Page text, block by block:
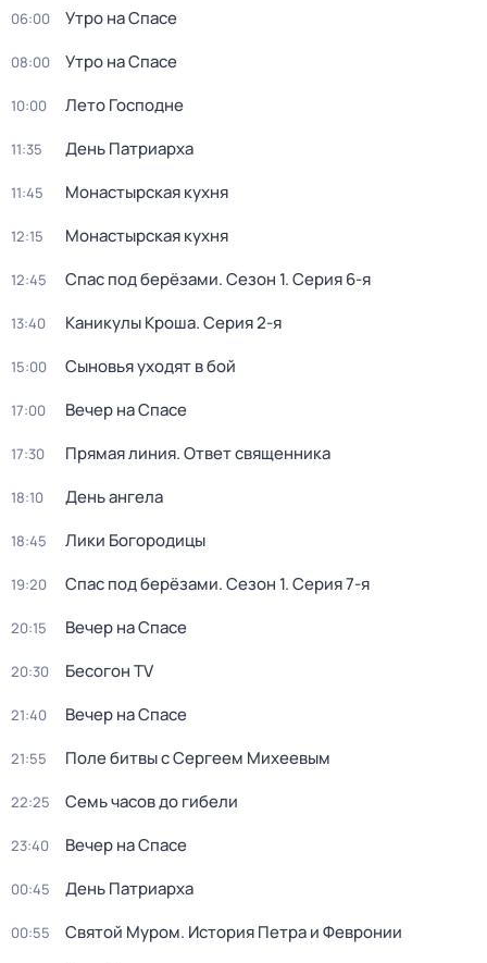
06:00 Утро на Спасе
08:00 Утро на Спасе
10:00 Лето Господне
11:35 День Патриарха
11:45 Монастырская кухня
12:15 Монастырская кухня
12:45 Спас под берёзами. Сезон 1. Серия 6-я
13:40 Каникулы Кроша. Серия 2-я
15:00 Сыновья уходят в бой
17:00 Вечер на Спасе
17:30 Прямая линия. Ответ священника
18:10 День ангела
18:45 Лики Богородицы
19:20 Спас под берёзами. Сезон 1. Серия 7-я
20:15 Вечер на Спасе
20:30 Бесогон TV
21:40 Вечер на Спасе
21:55 Поле битвы с Сергеем Михеевым
22:25 Семь часов до гибели
23:40 Вечер на Спасе
00:45 День Патриарха
00:55 Святой Муром. История Петра и Февронии